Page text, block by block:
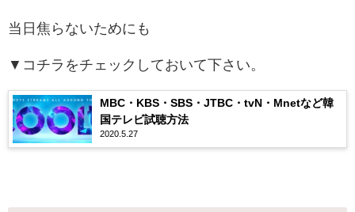
当日焦らないためにも
▼コチラをチェックしておいて下さい。
MBC・KBS・SBS・JTBC・tvN・Mnetなど韓
国テレビ試聴方法
2020.5.27